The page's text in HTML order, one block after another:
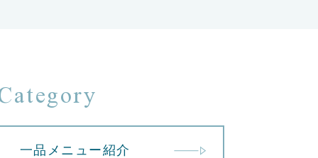
一品メニュー紹介